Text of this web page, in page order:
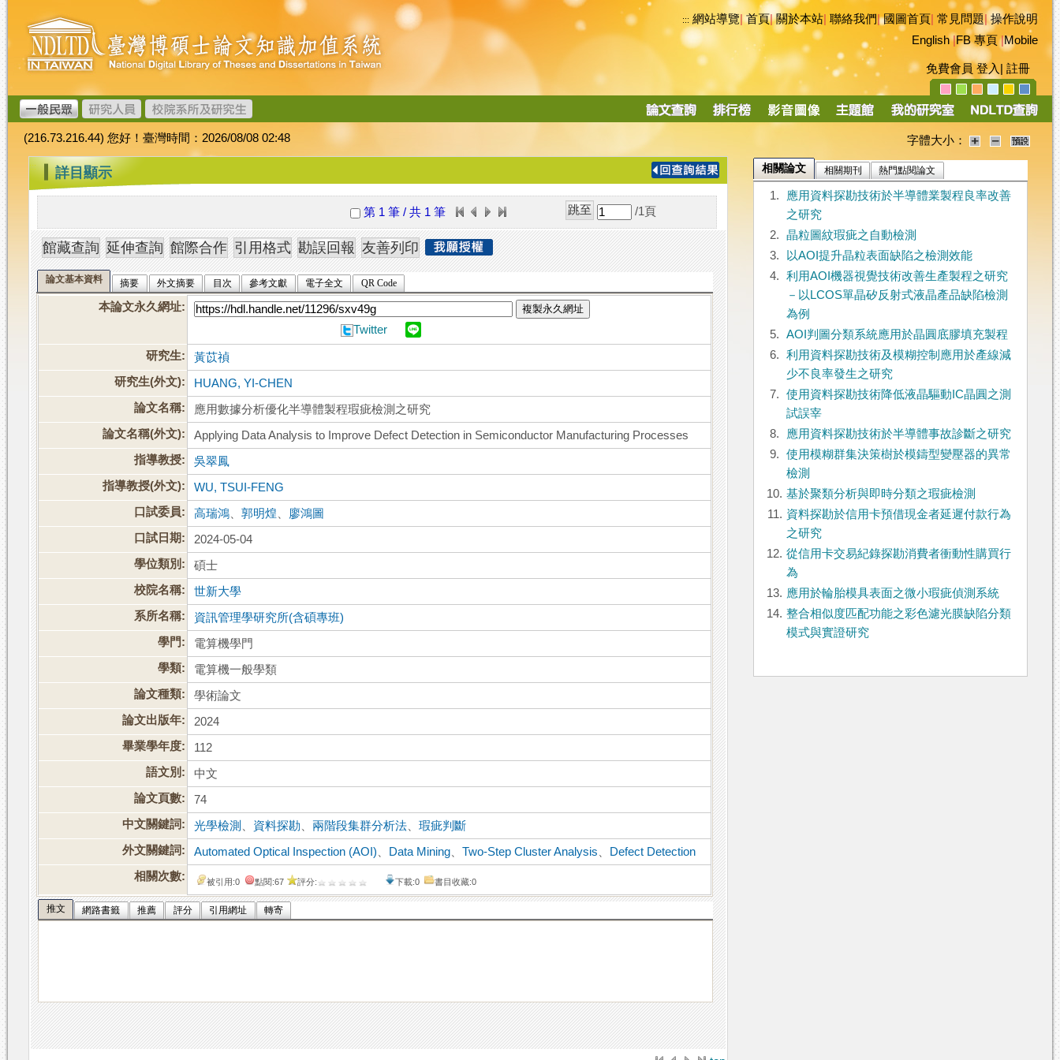
跳
到
主
要
內
容
臺
灣
博
碩
士
論
文
加
值
系
統
::: 網站導覽|首頁|關於本站 聯絡我們|國圖首頁 常見問題|操作說明
English|FB 專頁|Mobile
免費會員 登入 註冊
導
(216.73.216.44) 您好！臺灣時間：2026/08/08 02:48 字體大小：
::: 詳目顯示
第 1 筆 / 共 1 筆 /1 頁
論文基本資料 摘要 外文摘要 目次 參考文獻 電子全文 QR Code
本論文永久網址: 複製永久網址
Twitter
研究生:
黃苡禎
研究生(外文):
HUANG, YI-CHEN
論文名稱:
應用數據分析優化半導體製程瑕疵檢測之研究
論文名稱(外文):
Applying Data Analysis to Improve Defect Detection in Semiconductor Manufacturing Processes
指導教授:
吳翠鳳
指導教授(外文):
WU, TSUI-FENG
口試委員:
高瑞鴻 、郭明煌
廖鴻圖
口試日期:
2024-05-04
學位類別:
碩士
校院名稱:
世新大學
系所名稱:
資訊管理學研究所(含碩專班)
學門:
電算機學門
學類:
電算機一般學類
論文種類:
學術論文
論文出版年:
2024
畢業學年度:
112
語文別:
中文
論文頁數:
74
中文關鍵詞:
光學檢測 資料探勘 兩階段集群分析法 、瑕疵判斷
外文關鍵詞:
Automated Optical Inspection (AOI) Data Mining 、Two-Step Cluster Analysis
Defect Detection
相關次數:
被引用:0 點閱:67 評分: 下載:0 書目收藏:0
推文 網路書籤 推薦 評分 引用網址 轉寄
相關論文 相關期刊 熱門點閱論文
1.
應用資料探勘技術於半導體業製程良率改善
之研究
2.
晶粒圖紋瑕疵之自動檢測
3.
以AOI提升晶粒表面缺陷之檢測效能
4.
利用AOI機器視覺技術改善生產製程之研究
－以LCOS單晶矽反射式液晶產品缺陷檢測
為例
5.
AOI判圖分類系統應用於晶圓底膠填充製程
6.
利用資料探勘技術及模糊控制應用於產線減
少不良率發生之研究
7.
使用資料探勘技術降低液晶驅動IC晶圓之測
試誤宰
8.
應用資料探勘技術於半導體事故診斷之研究
9.
使用模糊群集決策樹於模鑄型變壓器的異常
檢測
10. 基於聚類分析與即時分類之瑕疵檢測
11. 資料探勘於信用卡預借現金者延遲付款行為
之研究
12. 從信用卡交易紀錄探勘消費者衝動性購買行
為
13. 應用於輪胎模具表面之微小瑕疵偵測系統
14. 整合相似度匹配功能之彩色濾光膜缺陷分類
模式與實證研究